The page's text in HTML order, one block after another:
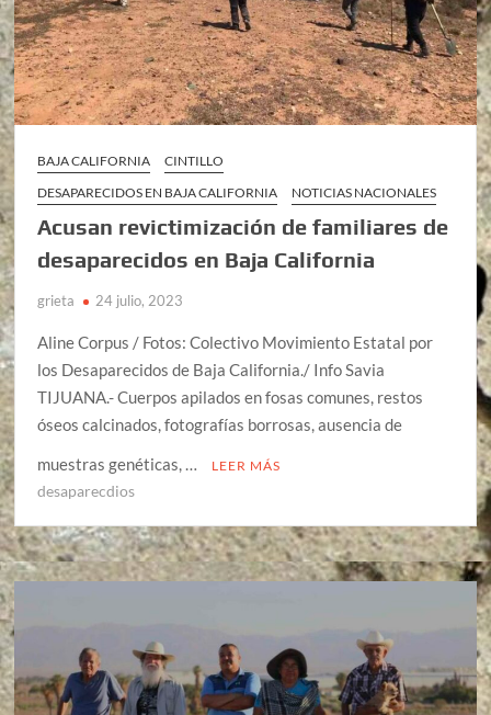
BAJA CALIFORNIA
CINTILLO
DESAPARECIDOS EN BAJA CALIFORNIA
NOTICIAS NACIONALES
Acusan revictimización de familiares de
desaparecidos en Baja California
grieta 24 julio, 2023
Aline Corpus / Fotos: Colectivo Movimiento Estatal por
los Desaparecidos de Baja California./ Info Savia
TIJUANA.- Cuerpos apilados en fosas comunes, restos
óseos calcinados, fotografías borrosas, ausencia de
muestras genéticas, …
LEER MÁS
desaparecdios